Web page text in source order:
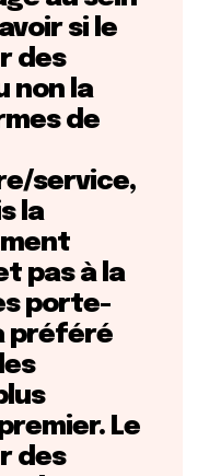
si le
des
non la
de
service,
la
pas à la
porte-
préféré
Le
des